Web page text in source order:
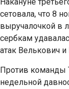
сетовала, что 8
выручалочкой в
сербкам
атак Велькович
Против команды
недельной